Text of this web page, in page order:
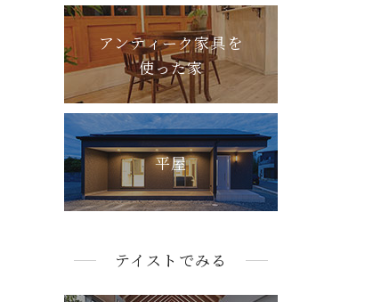
アンティーク家具を
使った家
平屋
テイストでみる